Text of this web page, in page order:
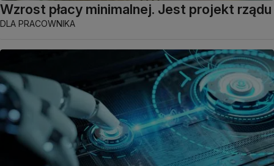
Wzrost płacy minimalnej. Jest projekt rządu
DLA PRACOWNIKA